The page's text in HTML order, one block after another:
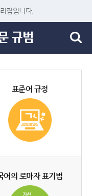
집입니다.
표준어 규정
어의 로마자 표기법